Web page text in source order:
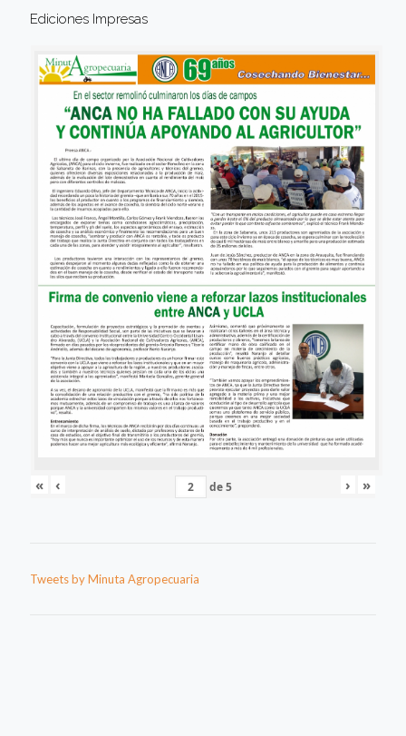
Ediciones Impresas
« ‹ de5 › »
Tweets by Minuta Agropecuaria